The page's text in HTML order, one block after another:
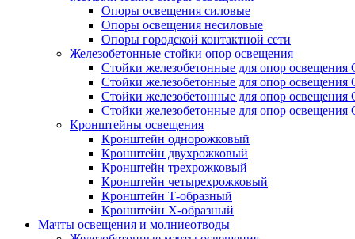
Опоры освещения силовые
Опоры освещения несиловые
Опоры городской контактной сети
Железобетонные стойки опор освещения
Стойки железобетонные для опор
Стойки железобетонные для опор
Стойки железобетонные для опор
Стойки железобетонные для опор освещения
Кронштейны освещения
Кронштейн однорожковый
Кронштейн двухрожковый
Кронштейн трехрожковый
Кронштейн четырехрожковый
Кронштейн Т-образный
Кронштейн Х-образный
Мачты освещения и молниеотводы